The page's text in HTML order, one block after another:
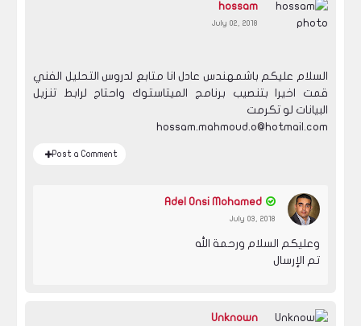
hossam
July 02, 2018
السلام عليكم باشمهندس عادل انا متابع لدروس التحليل الفني
قمت اخيرا بتنصيب برنامج الميتاستوك واحتاج لرابط تنزيل
البيانات لو تكرمت
hossam.mahmoud.o@hotmail.com
Post a Comment
Adel Onsi Mohamed
July 03, 2018
وعليكم السلام ورحمة الله
تم الإرسال
Unknown